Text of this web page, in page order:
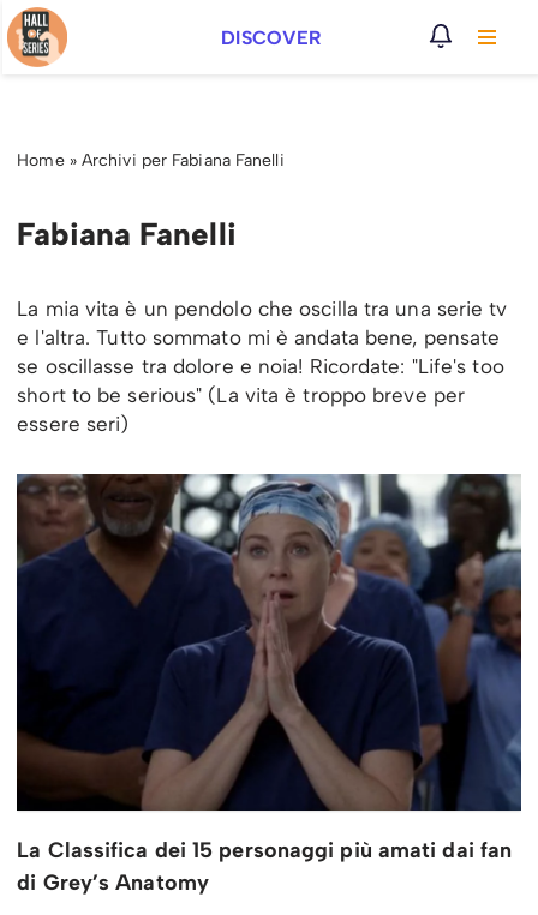
Vai
DISCOVER
Home» Archivi per Fabiana Fanelli
Fabiana Fanelli
La mia vita è un pendolo che oscilla tra una serie tv
e l'altra. Tutto sommato mi è andata bene, pensate
se oscillasse tra dolore e noia! Ricordate: "Life's too
short to be serious" (La vita è troppo breve per
essere seri)
La Classifica dei 15 personaggi più amati dai fan
di Grey’s Anatomy